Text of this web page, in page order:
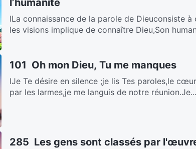
l’humanité
ⅠLa connaissance de la parole de Dieuconsiste
les visions implique de connaître Dieu,Son
101 Oh mon Dieu, Tu me manques
ⅠJe Te désire en silence ;je lis Tes paroles,le
par les larmes,je me languis de notre réunion.Je...
285 Les gens sont classés par